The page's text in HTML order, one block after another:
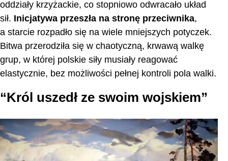
oddziały krzyżackie, co stopniowo odwracało układ
sił. Inicjatywa przeszła na stronę przeciwnika,
a starcie rozpadło się na wiele mniejszych potyczek.
Bitwa przerodziła się w chaotyczną, krwawą walkę
grup, w której polskie siły musiały reagować
elastycznie, bez możliwości pełnej kontroli pola walki.
“Król uszedł ze swoim wojskiem”